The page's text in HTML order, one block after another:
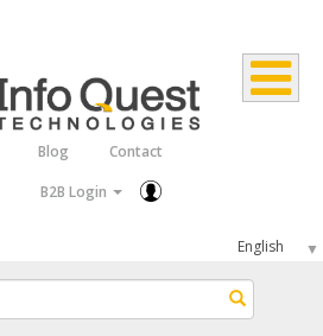
Blog
Contact
B2B Login
Select
your
language
Search